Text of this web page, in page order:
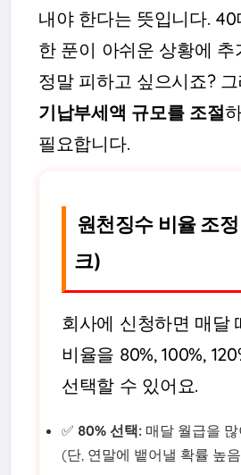
내야 한다는 뜻입니다.
한 푼이 아쉬운 상황에 추
정말 피하고 싶으시죠?
기납부세액 규모를 조절
필요합니다.
원천징수 비율 조
크)
회사에 신청하면 매달
비율을 80%, 100%,
선택할 수 있어요.
✅ 80% 선택: 매달 월급을
(단, 연말에 뱉어낼 확률 높